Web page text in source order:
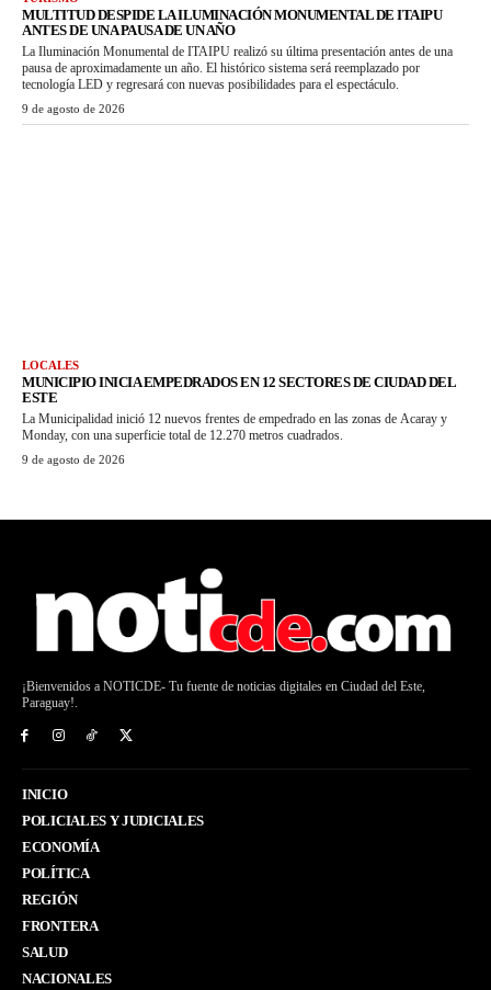
MULTITUD DESPIDE LA ILUMINACIÓN MONUMENTAL DE ITAIPU
ANTES DE UNA PAUSA DE UN AÑO
La Iluminación Monumental de ITAIPU realizó su última presentación antes de una
pausa de aproximadamente un año. El histórico sistema será reemplazado por
tecnología LED y regresará con nuevas posibilidades para el espectáculo.
9 de agosto de 2026
LOCALES
MUNICIPIO INICIA EMPEDRADOS EN 12 SECTORES DE CIUDAD DEL
ESTE
La Municipalidad inició 12 nuevos frentes de empedrado en las zonas de Acaray y
Monday, con una superficie total de 12.270 metros cuadrados.
9 de agosto de 2026
¡Bienvenidos a NOTICDE- Tu fuente de noticias digitales en Ciudad del Este,
Paraguay!.
INICIO
POLICIALES Y JUDICIALES
ECONOMÍA
POLÍTICA
REGIÓN
FRONTERA
SALUD
NACIONALES